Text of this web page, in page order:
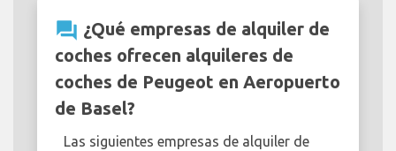
question_answer ¿Qué empresas de alquiler de
coches ofrecen alquileres de
coches de Peugeot en Aeropuerto
de Basel?
Las siguientes empresas de alquiler de